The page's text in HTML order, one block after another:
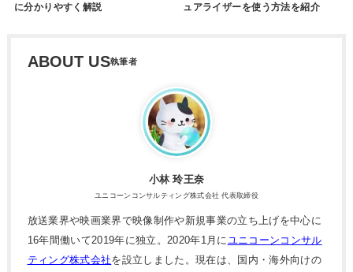
に分かりやすく解説
ュアライザーを使う方法を紹介
ABOUT US
小林 玲王奈
ユニコーンコンサルティング株式会社 代表取締役
放送業界や映画業界で映像制作や新規事業の立ち上げを中心に
16年間働いて2019年に独立。2020年1月にユニコーンコンサル
ティング株式会社を設立しました。現在は、国内・海外向けの